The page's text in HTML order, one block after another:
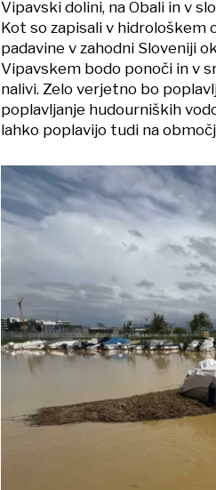
Vipavski dolini, na Obali in v
Kot so zapisali v hidrološkem
padavine v zahodni Sloveniji
Vipavskem bodo ponoči in v
nalivi. Zelo verjetno bo
poplavljanje hudourniških
lahko poplavijo tudi na